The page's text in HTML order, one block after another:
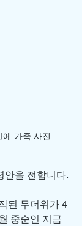
가족 사진..
안을 전합니다.
된 무더위가 4
중순인 지금